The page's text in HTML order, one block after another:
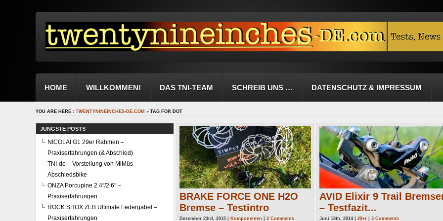
HOME WILLKOMMEN! DAS TNI-TEAM SCHREIB UNS … DATENSCHUTZ & IMPRESSUM
YOU ARE HERE : TWENTYNINEINCHES-DE.COM » TAG FOR DOT
JÜNGSTE POSTS
NICOLAI G1 29er Rahmen –
Praxiserfahrungen (& Abschied)
TNI-de – Vorstellung von MiMüs
Abschiedsbike
ONZA Porcupine 2.4″/2.6″ –
Praxiserfahrungen
ROCK SHOX ZEB Ultimate Federgabel –
Praxiserfahrungen
BRAKE FORCE ONE H2O
Bremse – Testintro
Dezember 23rd, 2015 | Komponenten 2 Comments
AVID Elixir 9 Trail
– Testfazit...
Juni 18th, 2014 | 29er 3 Comments